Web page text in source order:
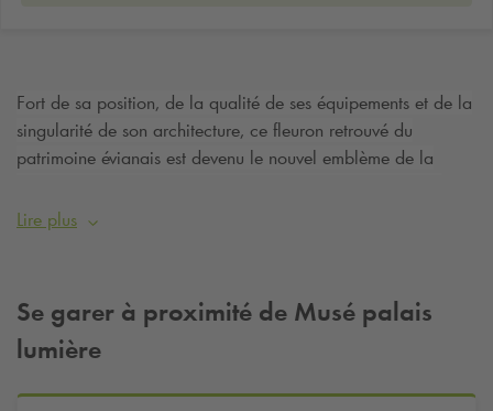
Fort de sa position, de la qualité de ses équipements et de la
singularité de son architecture, ce fleuron retrouvé du
patrimoine évianais est devenu le nouvel emblème de la
culturel et de congrès de renommée internationale.
Lire plus
Se garer à proximité de Musé palais
lumière